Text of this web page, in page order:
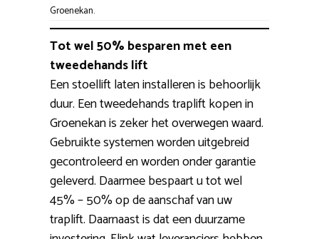
Groenekan.
Tot wel 50% besparen met een
tweedehands lift
Een stoellift laten installeren is behoorlijk
duur. Een tweedehands traplift kopen in
Groenekan is zeker het overwegen waard.
Gebruikte systemen worden uitgebreid
gecontroleerd en worden onder garantie
geleverd. Daarmee bespaart u tot wel
45% – 50% op de aanschaf van uw
traplift. Daarnaast is dat een duurzame